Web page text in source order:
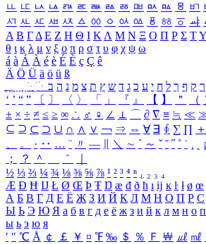
ㅥ ㅦ ㅧ ㅨ ㅩ ㅪ ㅫ ㅬ ㅭ ㅮ ㅯ ㅰ ㅱ ㅲ
ㅺ ㅻ ㅼ ㅽ ㅾ ㅿ ㆀ ㆁ ㆂ ㆃ ㆄ ㆅ ㆆ ㆇ
Α Β ΓΔ Ε Ζ Η Θ Ι ΚΛ Μ Ν Ξ Ο Π Ρ Σ ΤΥ
θ ι κ λ μ ν ξ ο π ρ σ τ υ φ χ ψ ω
á à Á À é è É È ç Ç ê
Ä Ö Ü ä ö ü ß
ִֶֹ ֻּ ׁׂ ר ק ף ך ל ח י ע כ ג ד ש ץ ת צ מ נ ה ב
‘ ’ “ ” 〔 〕 〈 〉 「 」 『 』 【 】 ＂ （
± × ÷ ≠ ≤ ≥ ∞ ∴ ♂ ♀ ∠ ⊥ ⌒ ∂ ∇ ≡ ≒ ≪
⊆ ⊇ ⊂ ⊃ ∪ ∩ ∧ ∨ ￢ ⇒ ⇔ ∀ ∃ ∮ ∑ ∏ ＋
、
。 · ‥ … ¨ 〃 ― ＼ ∼ ´ ～ ˇ ˘ ˝ ˚ ˙ ¸ ¡
；
？ ＾ ｀
½ ⅓ ⅔ ¼ ¾ ⅛ ⅜ ⅝ ⅞ ¹ ² ³ ⁴ ⁿ ₁ ₂ ₃ ₄
Æ Ð Ħ Ĳ Ł Ø Œ Þ Ŧ Ŋ æ đ ð ħ ı ĳ ĸ ŀ ł ø œ
А Б В Г Д Е Ё Ж З И Й К Л М Н О П Р С
Ы Ь Э Ю Я а б в г д е ё ж з и й к л м н о п
ы ь э ю я
′ ″ ℃ Å ￠ ￡ ￥ ¤ ℉ ‰ ＄ ％ Ｆ ￦ ㎕ ㎖